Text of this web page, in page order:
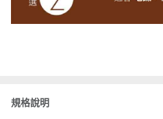
規格說明